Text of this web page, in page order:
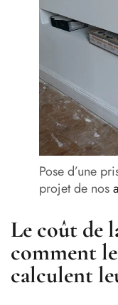
Pose d’une
projet de nos
Le coût de
comment
calculent